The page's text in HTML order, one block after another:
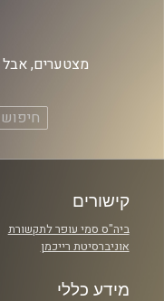
מצטערים, אבל
קישורים
ביה"ס סמי עופר לתקשורת
אוניברסיטת רייכמן
מידע כללי